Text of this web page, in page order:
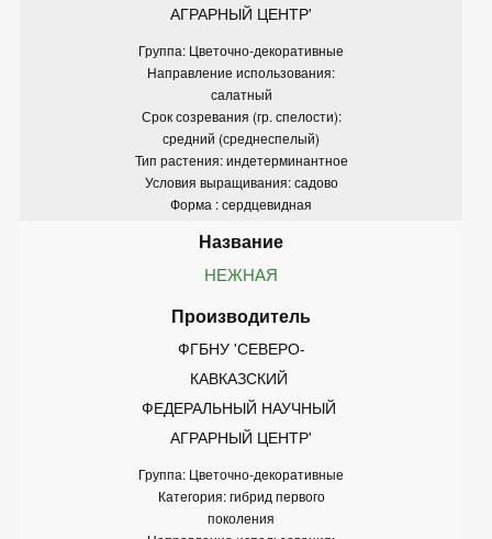
АГРАРНЫЙ ЦЕНТР'
Группа: Цветочно-декоративные
Направление использования:
салатный
Срок созревания (гр. спелости):
средний (среднеспелый)
Тип растения: индетерминантное
Условия выращивания: садово
Форма : сердцевидная
НЕЖНАЯ
ФГБНУ 'СЕВЕРО-
КАВКАЗСКИЙ
ФЕДЕРАЛЬНЫЙ НАУЧНЫЙ
АГРАРНЫЙ ЦЕНТР'
Группа: Цветочно-декоративные
Категория: гибрид первого
поколения